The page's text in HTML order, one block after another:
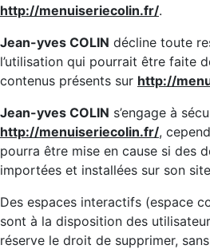
http://menuiseriecolin.fr/.
Jean-yves COLIN décline toute
l’utilisation qui pourrait être faite
contenus présents sur http://
Jean-yves COLIN s’engage à
http://menuiseriecolin.fr/,
pourra être mise en cause si des
importées et installées sur son
Des espaces interactifs (espace
sont à la disposition des
réserve le droit de supprimer,